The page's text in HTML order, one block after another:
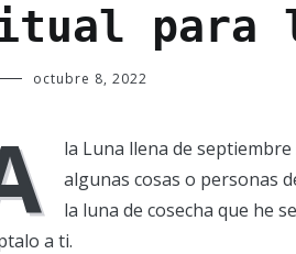
para
octubre 8, 2022
la Luna llena de septiembre
algunas cosas o personas
la luna de cosecha que he
a ti.